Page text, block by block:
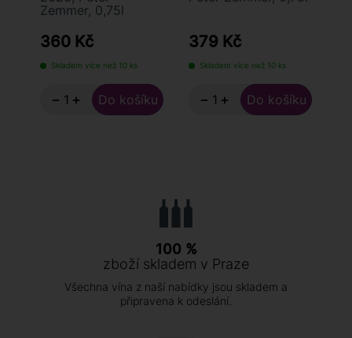
Zemmer, 0,75l
360 Kč
Skladem více než 10 ks
− +
379 Kč
Skladem více než 10 ks
− +
100 %
zboží skladem v Praze
Všechna vína z naší nabídky jsou skladem a
připravena k odeslání.